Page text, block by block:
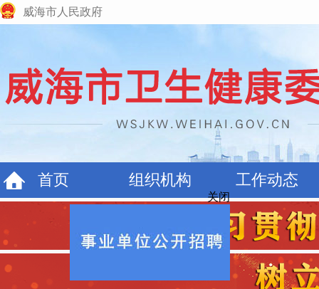
威海市人民政府
关闭
首页 组织机构 工作动态